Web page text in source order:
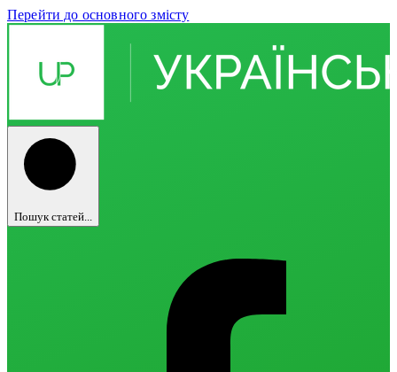
Перейти до основного змісту
Пошук статей...